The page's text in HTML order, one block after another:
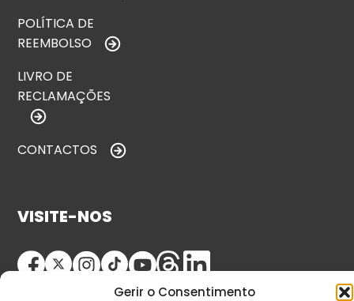
Gerir o Consentimento
POLÍTICA DE
REEMBOLSO
LIVRO DE
RECLAMAÇÕES
CONTACTOS
VISITE-NOS